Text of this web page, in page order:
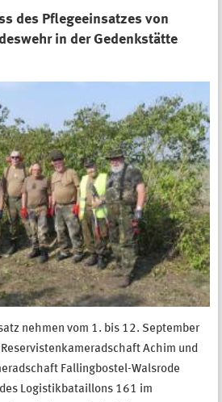
des Pflegeeinsatzes von
in der Gedenkstätte
nehmen vom 1. bis 12. September
Achim und
Fallingbostel-Walsrode
Logistikbataillons 161 im